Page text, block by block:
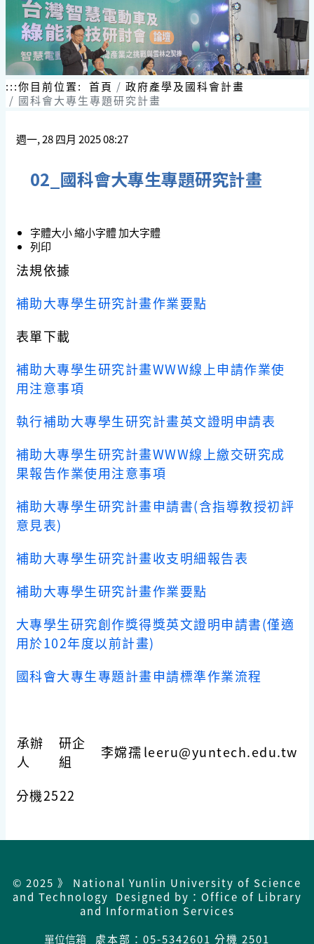
:::你目前位置: 首頁
政府產學及國科會計畫
國科會大專生專題研究計畫
週一, 28 四月 2025 08:27
02_國科會大專生專題研究計畫
字體大小縮小字體加大字體
列印
法規依據
補助大專學生研究計畫作業要點
表單下載
補助大專學生研究計畫WWW線上申請作業使
用注意事項
執行補助大專學生研究計畫英文證明申請表
補助大專學生研究計畫WWW線上繳交研究成
果報告作業使用注意事項
補助大專學生研究計畫申請書(含指導教授初評
意見表)
補助大專學生研究計畫收支明細報告表
補助大專學生研究計畫作業要點
大專學生研究創作獎得獎英文證明申請書(僅適
用於102年度以前計畫)
國科會大專生專題計畫申請標準作業流程
承辦
人
研企
組
李嫦孺leeru@yuntech.edu.tw
分機2522
© 2025 》 National Yunlin University of Science
and Technology Designed by：Office of Library
and Information Services
單位信箱
處本部：05-5342601 分機 2501